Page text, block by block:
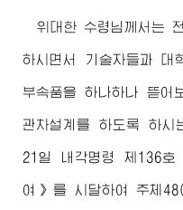
위대한 수령님 께서는
하시면서 기술자들과 대
부속품을 하나하나 뜯어
관차설계를 하도록 하
21일 내각명령 제136호
여》를 시달하여 주체